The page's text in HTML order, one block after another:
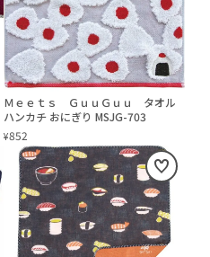
Ｍｅｅｔｓ ＧｕｕＧｕｕ タオル
ハンカチ おにぎり MSJG-703
¥852